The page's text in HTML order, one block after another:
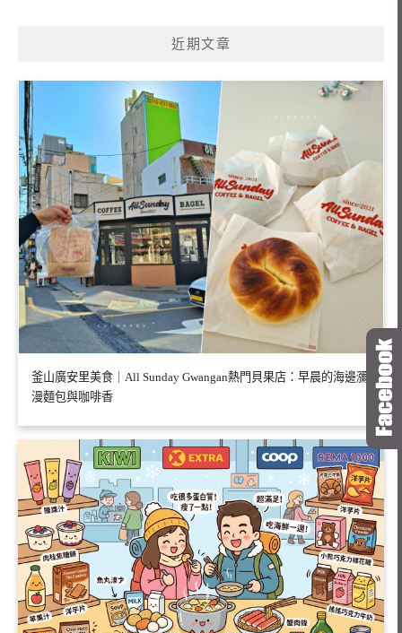
近期文章
釜山廣安里美食｜All Sunday Gwangan熱門貝果店：早晨的海邊瀰
漫麵包與咖啡香